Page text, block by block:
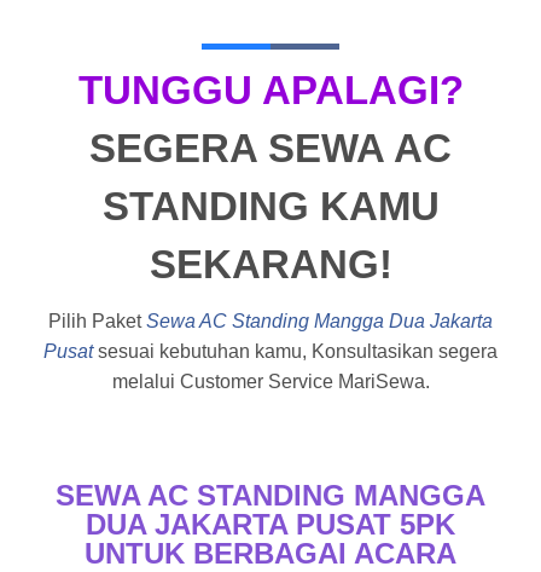
TUNGGU APALAGI?
SEGERA SEWA AC
STANDING KAMU
SEKARANG!
Pilih PaketSewa AC Standing Mangga Dua Jakarta
Pusatsesuai kebutuhan kamu, Konsultasikan segera
melalui Customer Service MariSewa.
SEWA AC STANDING MANGGA
DUA JAKARTA PUSAT 5PK
UNTUK BERBAGAI ACARA
c
e
o
o
-
f
t
e
r
o
g
e
-
l
u
s
g
s
t
m
u
t
b
e